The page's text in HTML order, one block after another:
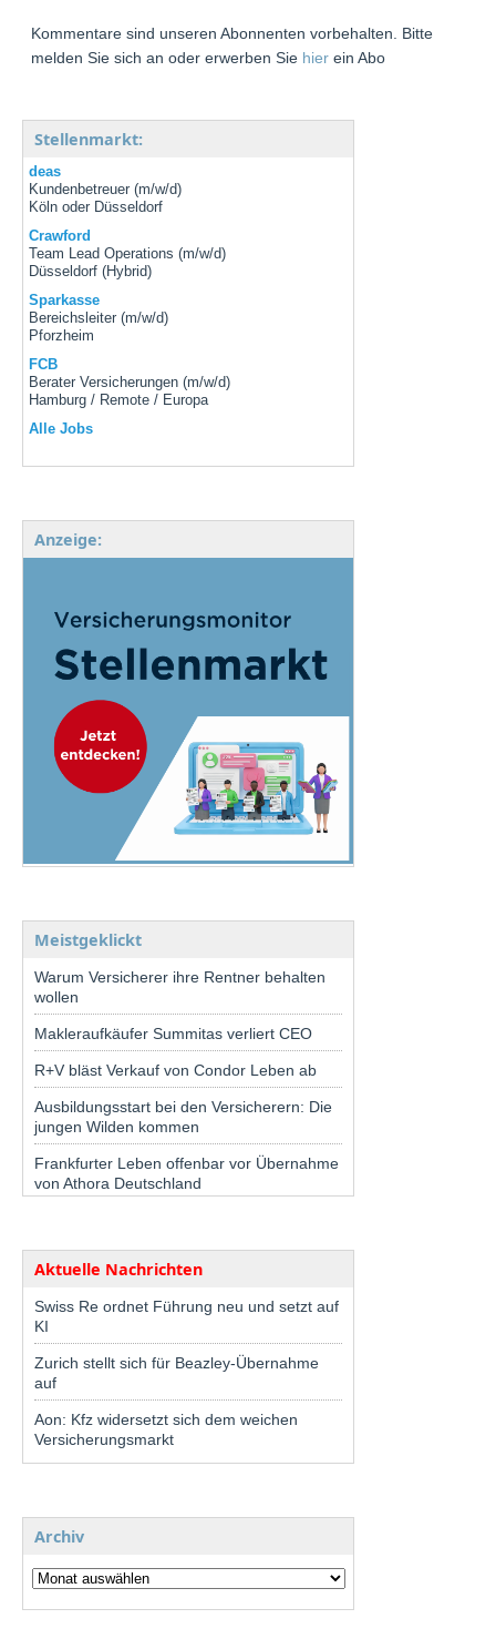
Kommentare sind unseren Abonnenten vorbehalten. Bitte
melden Sie sich an oder erwerben Sie hier ein Abo
Stellenmarkt:
deas
Kundenbetreuer (m/w/d)
Köln oder Düsseldorf
Crawford
Team Lead Operations (m/w/d)
Düsseldorf (Hybrid)
Sparkasse
Bereichsleiter (m/w/d)
Pforzheim
FCB
Berater Versicherungen (m/w/d)
Hamburg / Remote / Europa
Alle Jobs
Anzeige:
Meistgeklickt
Warum Versicherer ihre Rentner behalten
wollen
Makleraufkäufer Summitas verliert CEO
R+V bläst Verkauf von Condor Leben ab
Ausbildungsstart bei den Versicherern: Die
jungen Wilden kommen
Frankfurter Leben offenbar vor Übernahme
von Athora Deutschland
Aktuelle Nachrichten
Swiss Re ordnet Führung neu und setzt auf
KI
Zurich stellt sich für Beazley-Übernahme
auf
Aon: Kfz widersetzt sich dem weichen
Versicherungsmarkt
Archiv